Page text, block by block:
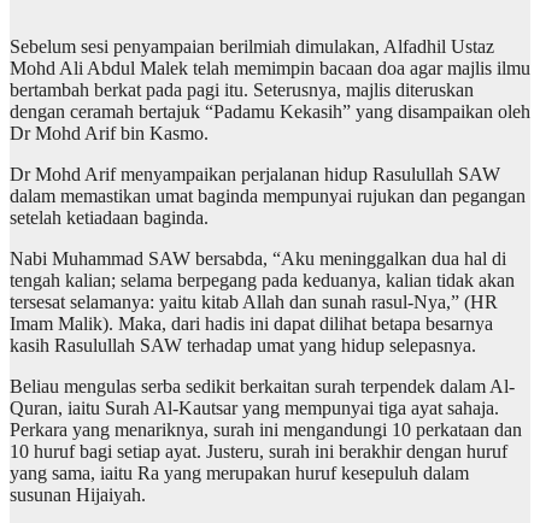
Sebelum sesi penyampaian berilmiah dimulakan, Alfadhil Ustaz
Mohd Ali Abdul Malek telah memimpin bacaan doa agar majlis ilmu
bertambah berkat pada pagi itu. Seterusnya, majlis diteruskan
dengan ceramah bertajuk “Padamu Kekasih” yang disampaikan oleh
Dr Mohd Arif bin Kasmo.
Dr Mohd Arif menyampaikan perjalanan hidup Rasulullah SAW
dalam memastikan umat baginda mempunyai rujukan dan pegangan
setelah ketiadaan baginda.
Nabi Muhammad SAW bersabda, “Aku meninggalkan dua hal di
tengah kalian; selama berpegang pada keduanya, kalian tidak akan
tersesat selamanya: yaitu kitab Allah dan sunah rasul-Nya,” (HR
Imam Malik). Maka, dari hadis ini dapat dilihat betapa besarnya
kasih Rasulullah SAW terhadap umat yang hidup selepasnya.
Beliau mengulas serba sedikit berkaitan surah terpendek dalam Al-
Quran, iaitu Surah Al-Kautsar yang mempunyai tiga ayat sahaja.
Perkara yang menariknya, surah ini mengandungi 10 perkataan dan
10 huruf bagi setiap ayat. Justeru, surah ini berakhir dengan huruf
yang sama, iaitu Ra yang merupakan huruf kesepuluh dalam
susunan Hijaiyah.